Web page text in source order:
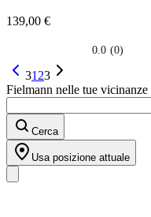
139,00 €
0.0 (0)
su
5
stelle.
31 23
Fielmann nelle tue vicinanze
Cerca
Usa posizione attuale